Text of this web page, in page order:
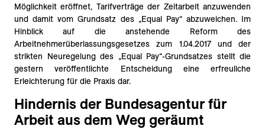
Möglichkeit eröffnet, Tarifverträge der Zeitarbeit anzuwenden
und damit vom Grundsatz des „Equal Pay“ abzuweichen. Im
Hinblick auf die anstehende Reform des
Arbeitnehmerüberlassungsgesetzes zum 1.04.2017 und der
strikten Neuregelung des „Equal Pay“-Grundsatzes stellt die
gestern veröffentlichte Entscheidung eine erfreuliche
Erleichterung für die Praxis dar.
Hindernis der Bundesagentur für
Arbeit aus dem Weg geräumt